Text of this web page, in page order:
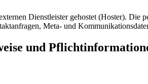
Dienstleister gehostet (Hoster). Die
Meta- und
und